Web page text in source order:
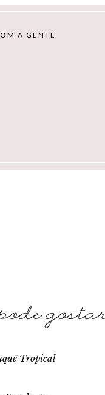
A GENTE
Tropical